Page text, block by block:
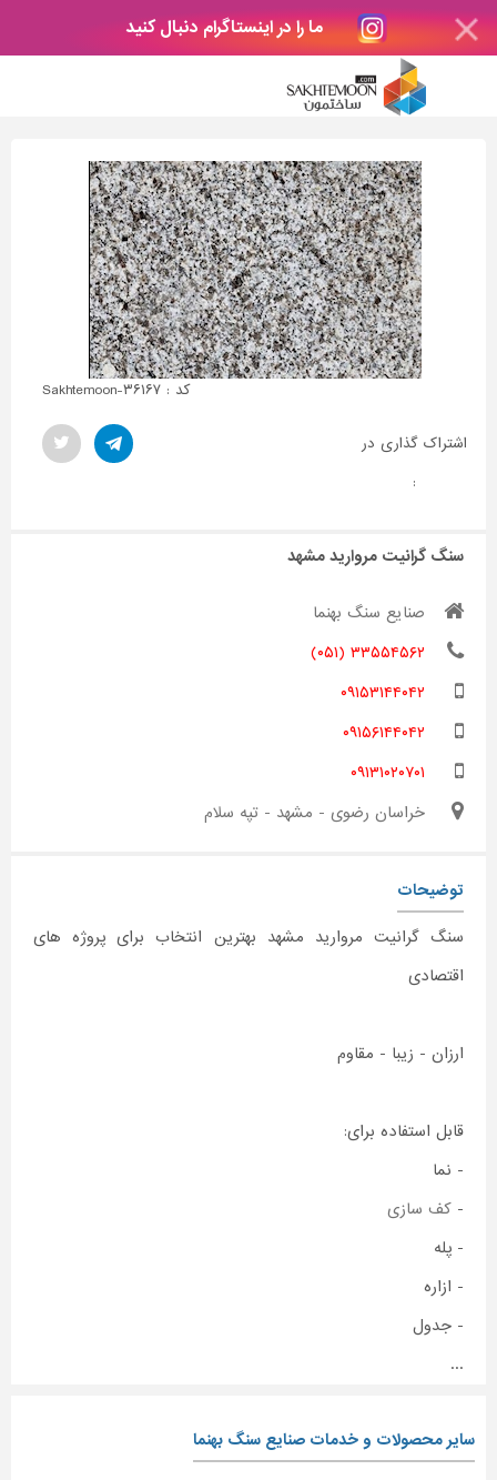
ما را در اینستاگرام دنبال کنید
کد : Sakhtemoon-۳۶۱۶۷
اشتراک گذاری در
:
سنگ گرانیت مروارید مشهد
صنایع سنگ بهنما
۳۳۵۵۴۵۶۲ (۰۵۱)
۰۹۱۵۳۱۴۴۰۴۲
۰۹۱۵۶۱۴۴۰۴۲
۰۹۱۳۱۰۲۰۷۰۱
خراسان رضوی - مشهد - تپه سلام
توضیحات
سنگ گرانیت مروارید مشهد بهترین انتخاب برای پروژه های
اقتصادی
ارزان - زیبا - مقاوم
قابل استفاده برای:
- نما
- کف سازی
- پله
- ازاره
- جدول
...
سایر محصولات و خدمات صنایع سنگ بهنما